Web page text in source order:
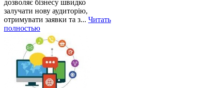
дозволяє бізнесу швидко
залучати нову аудиторію,
отримувати заявки та з... Читать
полностью